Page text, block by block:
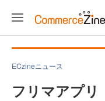
ECzineニュース
フリマアプリ